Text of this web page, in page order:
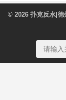
© 2026 扑克反水|德